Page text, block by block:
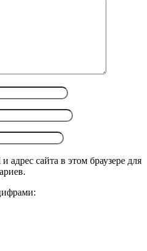
адрес сайта в этом браузере для